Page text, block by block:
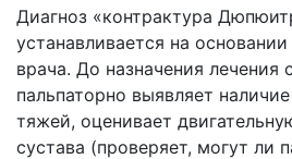
Диагноз «контрактура
устанавливается на
врача. До назначения лечения
пальпаторно выявляет
тяжей, оценивает
сустава (проверяет, могут ли